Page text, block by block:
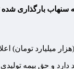
بارگذاری